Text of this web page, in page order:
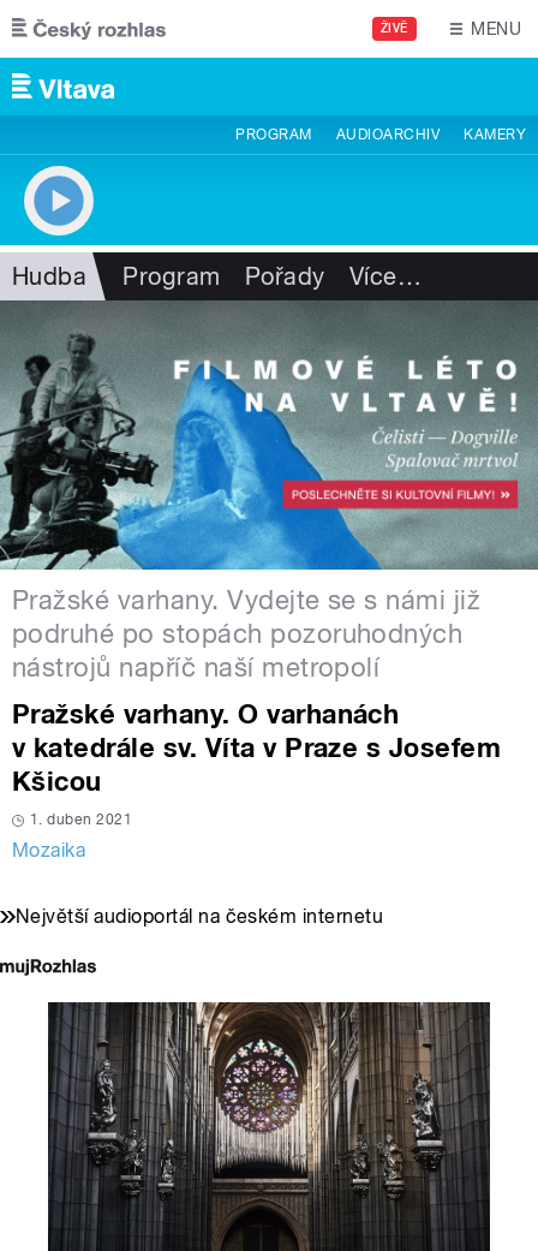
Přejít k hlavnímu obsahu
ŽIVĚ MENU
PROGRAM AUDIOARCHIV KAMERY
Hudba Program Pořady Více…
Pražské varhany. Vydejte se s námi již
podruhé po stopách pozoruhodných
nástrojů napříč naší metropolí
Pražské varhany. O varhanách
v katedrále sv. Víta v Praze s Josefem
Kšicou
1. duben 2021
Mozaika
Největší audioportál na českém internetu